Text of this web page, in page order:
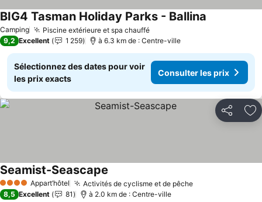
Camping Piscine extérieure et spa chauffé
BIG4 Tasman Holiday Parks - Ballina
9,2 Excellent 1 259 à 6.3 km de : Centre-ville
Sélectionnez des dates pour voir
les prix exacts
Consulter les prix
Partager
4 Étoiles Appart’hôtel Activités de cyclisme et de pêche
Seamist-Seascape
8,5 Excellent 81 à 2.0 km de : Centre-ville